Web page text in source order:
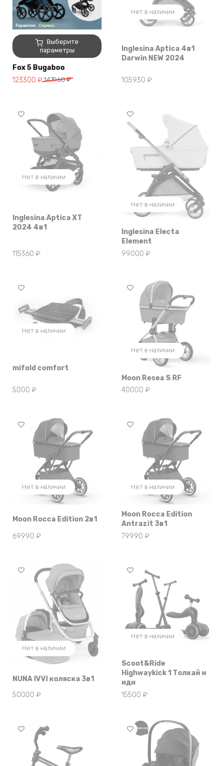
Выберите
параметры
Этот
товар
имеет
несколько
вариаций.
выбрать
на
странице
товара.
Fox 5 Bugaboo
147960₽
Первоначальная
147960 ₽.
123300 ₽
Текущая
Нет в наличии
Inglesina Aptica 4в1
Darwin NEW 2024
105930 ₽
Нет в наличии
Inglesina Aptica XT
2024 4в1
115360 ₽
Нет в наличии
Inglesina Electa
Element
99000 ₽
Нет в наличии
mifold comfort
5000 ₽
Нет в наличии
Moon Resea S RF
40000 ₽
Нет в наличии
Moon Rocca Edition 2в1
69990 ₽
Нет в наличии
Moon Rocca Edition
Antrazit 3в1
79990 ₽
Нет в наличии
NUNA IVVI коляска 3в1
50000 ₽
Нет в наличии
Scoot&Ride
Highwaykick 1 Толкай и
иди
15500 ₽